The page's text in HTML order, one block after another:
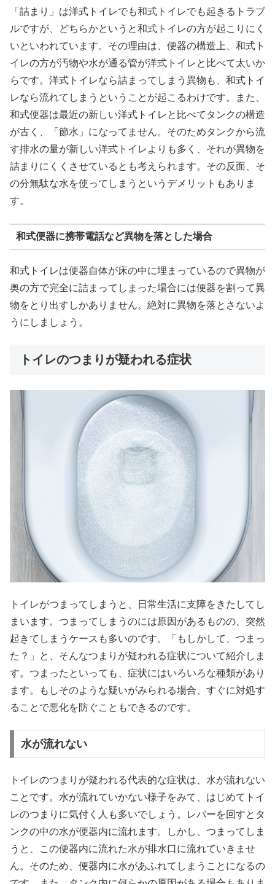
「詰まり」は洋式トイレでも和式トイレでも起きるトラブ
ルですが、どちらかというと和式トイレの方が起こりにく
いといわれています。その理由は、便器の構造上、和式ト
イレの方が汚物や水が通る管が洋式トイレと比べて太いか
らです。洋式トイレなら詰まってしまう異物も、和式トイ
レなら流れてしまうということが起こるわけです。また、
和式便器は最近の新しい洋式トイレと比べてタンクの構造
が古く、「節水」になってません。そのためタンクから流
す排水の量が新しい洋式トイレよりも多く、それが異物を
詰まりにくくさせているとも考えられます。その反面、そ
の分無駄な水を使ってしまうというデメリットもありま
す。
和式便器に携帯電話など異物を落とした場合
和式トイレは便器自体が床の中に埋まっているので異物が
奥の方で完全に詰まってしまった場合には便器を割って異
物をとり出すしかありません。絶対に異物を落とさないよ
うにしましょう。
トイレのつまりが疑われる症状
トイレがつまってしまうと、日常生活に支障をきたしてし
まいます。つまってしまうのには原因があるものの、突然
起きてしまうケースも多いのです。「もしかして、つまっ
た？」と、そんなつまりが疑われる症状について紹介しま
す。つまったといっても、症状にはいろいろな種類があり
ます。もしそのような疑いがみられる場合、すぐに対処す
ることで悪化を防ぐこともできるのです。
水が流れない
トイレのつまりが疑われる代表的な症状は、水が流れない
ことです。水が流れていかない様子をみて、はじめてトイ
レのつまりに気付く人も多いでしょう。レバーを回すとタ
ンクの中の水が便器内に流れます。しかし、つまってしま
うと、この便器内に流れた水が排水口に流れていきませ
ん。そのため、便器内に水があふれてしまうことになるの